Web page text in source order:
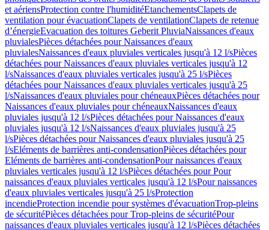
et aériensProtection contre l'humiditéEtanchementsClapets de
ventilation pour évacuationClapets de ventilationClapets de retenue
d’énergieEvacuation des toitures Geberit PluviaNaissances d'eaux
pluvialesPièces détachées pour Naissances d'eaux
pluvialesNaissances d'eaux pluviales verticales jusqu'à 12 l/sPièces
détachées pour Naissances d'eaux pluviales verticales jusqu'à 12
l/sNaissances d'eaux pluviales verticales jusqu'à 25 l/sPièces
détachées pour Naissances d'eaux pluviales verticales jusqu'à 25
l/sNaissances d'eaux pluviales pour chéneauxPièces détachées pour
Naissances d'eaux pluviales pour chéneauxNaissances d'eaux
pluviales jusqu'à 12 l/sPièces détachées pour Naissances d'eaux
pluviales jusqu'à 12 l/sNaissances d'eaux pluviales jusqu'à 25
l/sPièces détachées pour Naissances d'eaux pluviales jusqu'à 25
l/sEléments de barrières anti-condensationPièces détachées pour
Eléments de barrières anti-condensationPour naissances d'eaux
pluviales verticales jusqu'à 12 l/sPièces détachées pour Pour
naissances d'eaux pluviales verticales jusqu'à 12 l/sPour naissances
d'eaux pluviales verticales jusqu'à 25 l/sProtection
incendieProtection incendie pour systèmes d'évacuationTrop-pleins
de sécuritéPièces détachées pour Trop-pleins de sécuritéPour
naissances d'eaux pluviales verticales jusqu'à 12 l/sPièces détachées